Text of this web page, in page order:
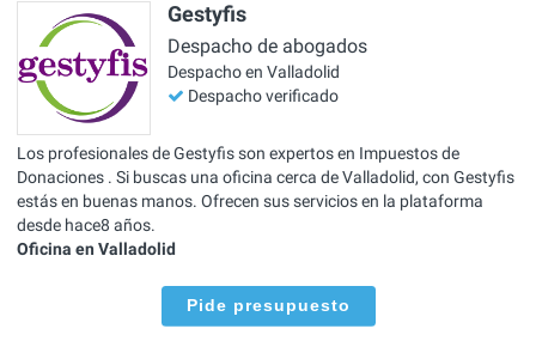
Gestyfis
Despacho de abogados
Despacho en Valladolid
Despacho verificado
Los profesionales de Gestyfis son expertos en Impuestos de
Donaciones . Si buscas una oficina cerca de Valladolid, con Gestyfis
estás en buenas manos. Ofrecen sus servicios en la plataforma
desde hace8 años.
Oficina en Valladolid
Pide presupuesto